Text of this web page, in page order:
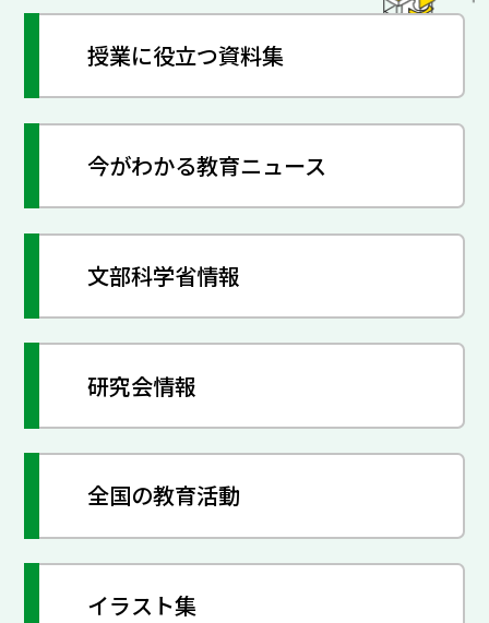
授業に役立つ資料集
今がわかる教育ニュース
文部科学省情報
研究会情報
全国の教育活動
イラスト集